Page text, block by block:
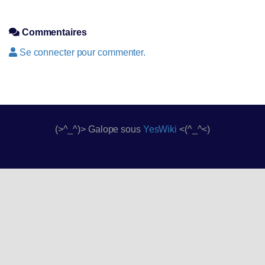
Commentaires
Se connecter pour commenter.
(>^_^)> Galope sous YesWiki <(^_^<)